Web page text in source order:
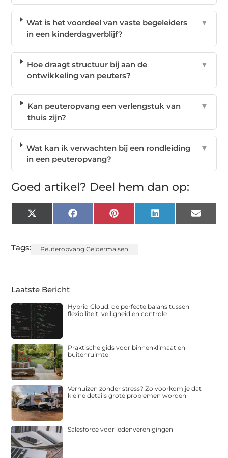
Wat is het voordeel van vaste begeleiders
in een kinderdagverblijf?
▼
Hoe draagt structuur bij aan de
ontwikkeling van peuters?
▼
Kan peuteropvang een verlengstuk van
thuis zijn?
▼
Wat kan ik verwachten bij een rondleiding
in een peuteropvang?
▼
Goed artikel? Deel hem dan op:
X
(Twitter)
FacebookPinterest LinkedIn Email
Tags: Peuteropvang Geldermalsen
Laatste Bericht
Hybrid Cloud: de perfecte balans tussen
flexibiliteit, veiligheid en controle
Praktische gids voor binnenklimaat en
buitenruimte
Verhuizen zonder stress? Zo voorkom je dat
kleine details grote problemen worden
Salesforce voor ledenverenigingen